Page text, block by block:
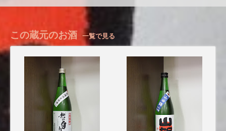
この蔵元のお酒 一覧で見る